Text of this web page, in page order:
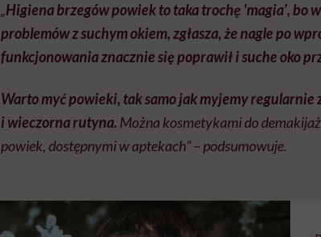
„Higiena brzegów powiek to taka trochę 'magia’, bo
problemów z suchym okiem, zgłasza, że nagle po
funkcjonowania znacznie się poprawił i suche oko
Warto myć powieki, tak samo jak myjemy
i wieczorna rutyna. Można kosmetykami do
powiek, dostępnymi w aptekach” – podsumowuje.